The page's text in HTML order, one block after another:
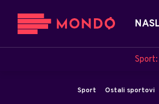
Sport:
Sport Ostali sportovi